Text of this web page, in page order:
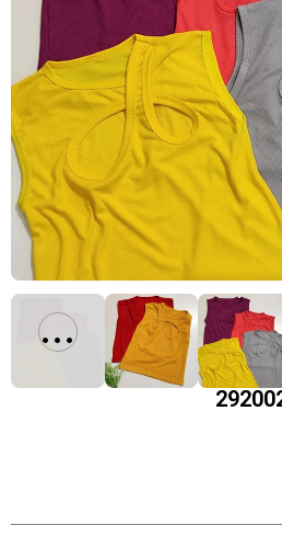
...